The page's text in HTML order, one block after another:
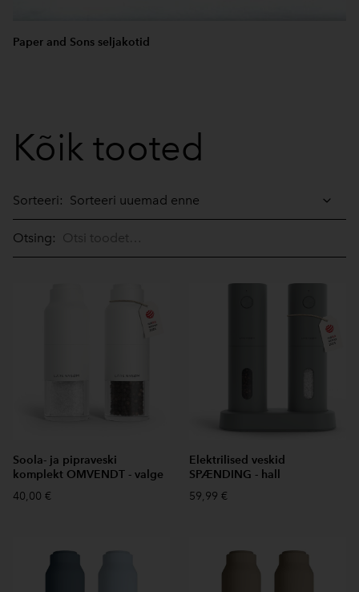
Paper and Sons seljakotid
Kõik tooted
Sorteeri:
Otsing:
Soola- ja pipraveski
komplekt OMVENDT - valge
40,00 €
Elektrilised veskid
SPÆNDING - hall
59,99 €